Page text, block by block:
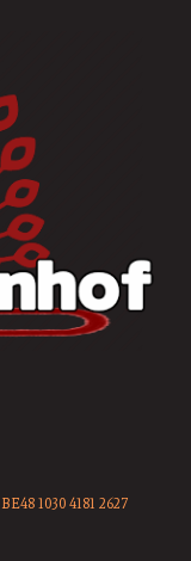
BE48 1030 4181 2627